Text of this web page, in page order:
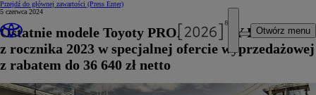
Przejdź do głównej zawartości (Press Enter)
Otwórz menu
5 czerwca 2024
Ostatnie modele Toyoty PROACE CITY Electric
z rocznika 2023 w specjalnej ofercie wyprzedażowej
z rabatem do 36 640 zł netto